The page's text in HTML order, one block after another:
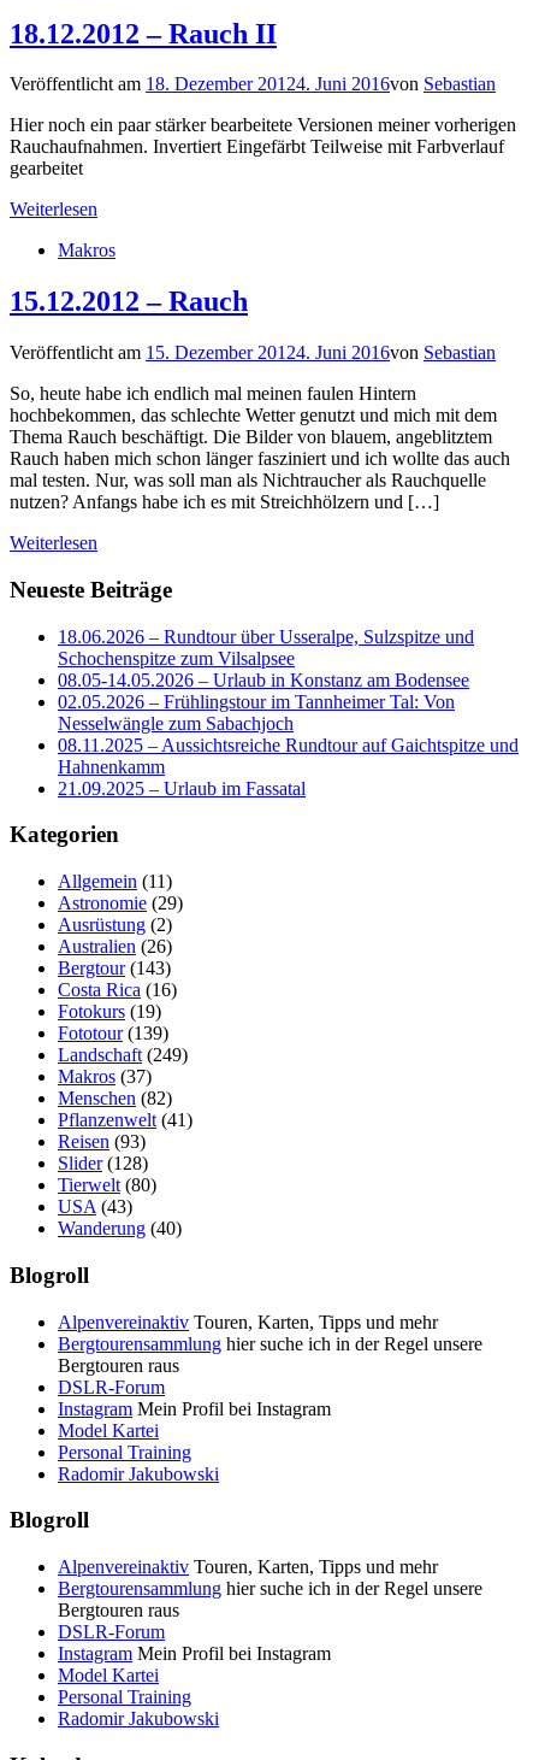
18.12.2012 – Rauch II
Veröffentlicht am 18. Dezember 20124. Juni 2016von Sebastian
Hier noch ein paar stärker bearbeitete Versionen meiner vorherigen
Rauchaufnahmen. Invertiert Eingefärbt Teilweise mit Farbverlauf
gearbeitet
Weiterlesen
Makros
15.12.2012 – Rauch
Veröffentlicht am 15. Dezember 20124. Juni 2016von Sebastian
So, heute habe ich endlich mal meinen faulen Hintern
hochbekommen, das schlechte Wetter genutzt und mich mit dem
Thema Rauch beschäftigt. Die Bilder von blauem, angeblitztem
Rauch haben mich schon länger fasziniert und ich wollte das auch
mal testen. Nur, was soll man als Nichtraucher als Rauchquelle
nutzen? Anfangs habe ich es mit Streichhölzern und […]
Weiterlesen
Neueste Beiträge
18.06.2026 – Rundtour über Usseralpe, Sulzspitze und
Schochenspitze zum Vilsalpsee
08.05-14.05.2026 – Urlaub in Konstanz am Bodensee
02.05.2026 – Frühlingstour im Tannheimer Tal: Von
Nesselwängle zum Sabachjoch
08.11.2025 – Aussichtsreiche Rundtour auf Gaichtspitze und
Hahnenkamm
21.09.2025 – Urlaub im Fassatal
Kategorien
Allgemein (11)
Astronomie (29)
Ausrüstung (2)
Australien (26)
Bergtour(143)
Costa Rica (16)
Fotokurs (19)
Fototour(139)
Landschaft (249)
Makros (37)
Menschen (82)
Pflanzenwelt (41)
Reisen (93)
Slider(128)
Tierwelt (80)
USA (43)
Wanderung (40)
Blogroll
Alpenvereinaktiv Touren, Karten, Tipps und mehr
Bergtourensammlung hier suche ich in der Regel unsere
Bergtouren raus
DSLR-Forum
Instagram Mein Profil bei Instagram
Model Kartei
Personal Training
Radomir Jakubowski
Blogroll
Alpenvereinaktiv Touren, Karten, Tipps und mehr
Bergtourensammlung hier suche ich in der Regel unsere
Bergtouren raus
DSLR-Forum
Instagram Mein Profil bei Instagram
Model Kartei
Personal Training
Radomir Jakubowski